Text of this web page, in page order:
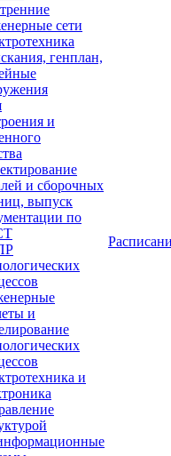
сети
генплан,
и
и сборочных
выпуск
по
и
и